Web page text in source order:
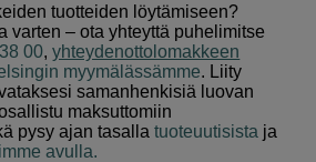
tuotteiden löytämiseen?
varten – ota yhteyttä puhelimitse
00,yhteydenottolomakkeen
myymälässämme. Liity
samanhenkisiä luovan
maksuttomiin
pysy ajan tasallatuoteuutisista ja
avulla.